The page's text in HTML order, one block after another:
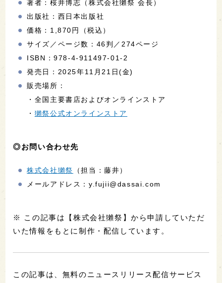
著者：桜井博志（株式会社獺祭 会長）
出版社：西日本出版社
価格：1,870円（税込）
サイズ／ページ数：46判／274ページ
ISBN：978-4-911497-01-2
発売日：2025年11月21日(金)
販売場所：
・全国主要書店およびオンラインストア
・ 獺祭公式オンラインストア
◎お問い合わせ先
株式会社獺祭
（担当：藤井）
メールアドレス：y.fujii@dassai.com
※ この記事は【株式会社獺祭】から申請していただ
いた情報をもとに制作・配信しています。
この記事は、無料のニュースリリース配信サービス